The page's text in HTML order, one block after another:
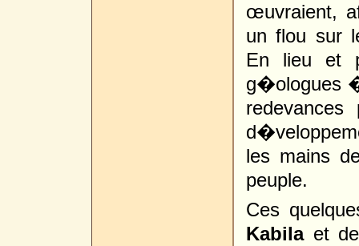
œuvraient,
un flou sur
En lieu et
g�ologues
les mains
peuple.
Ces
Kabilaet